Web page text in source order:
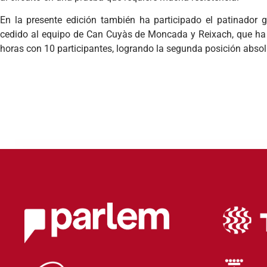
En la presente edición también ha participado el patinador
cedido al equipo de Can Cuyàs de Moncada y Reixach, que
horas con 10 participantes, logrando la segunda posición